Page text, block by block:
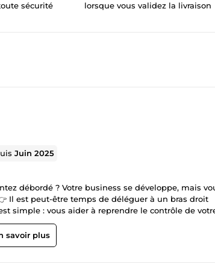
sécurité
lorsque vous validez la livraison
Juin 2025
débordé ? Votre business se développe, mais
Il est peut-être temps de déléguer à un bras droit
simple : vous aider à reprendre le contrôle de
✅ Ce que je peux faire pour vous : Organisation
et animation de votre équipe (freelances,
Google Drive…) Optimisation de vos process pour
savoir plus